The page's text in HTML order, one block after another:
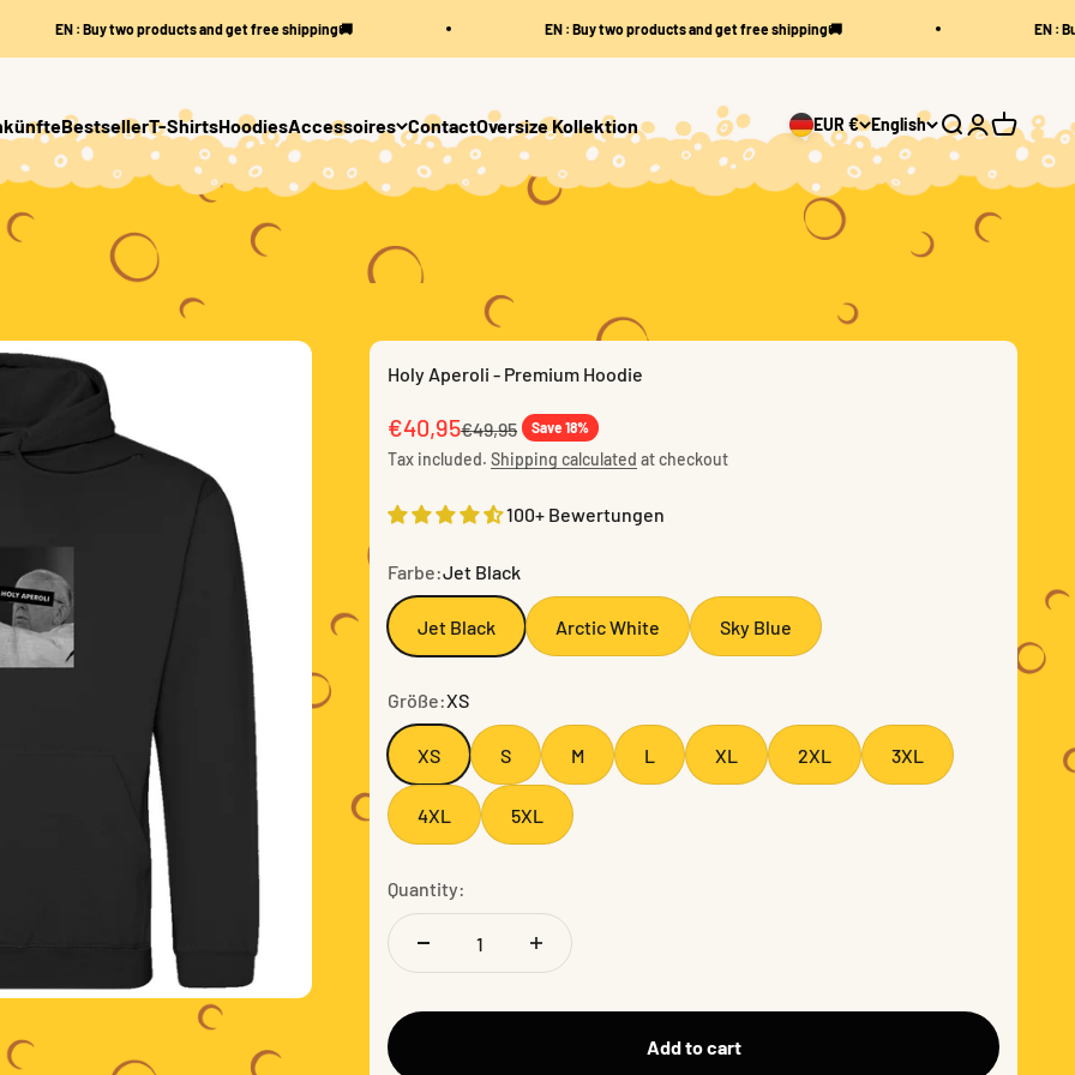
EN : Buy two products and get free shipping🚚 EN : Buy two products and get free shipping🚚 EN : Buy
BestsellerT-ShirtsHoodiesAccessoires ContactOversize Kollektion EUR € English Open search
OpenOpen cart
Holy Aperoli - Premium Hoodie
Sale price
€40,95Regular price
€49,95 Save 18%
Tax included. Shipping calculated at checkout
100+ Bewertungen
Farbe:Jet Black
Jet Black Arctic White Sky Blue
Größe:XS
XS S M L XL 2XL 3XL
4XL 5XL
Quantity:
Add to cart